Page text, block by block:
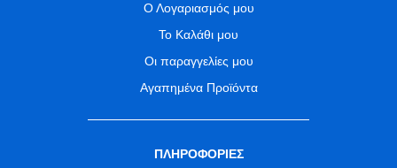
Ο Λογαριασμός μου
Το Καλάθι μου
Οι παραγγελίες μου
Αγαπημένα Προϊόντα
ΠΛΗΡΟΦΟΡΙΕΣ